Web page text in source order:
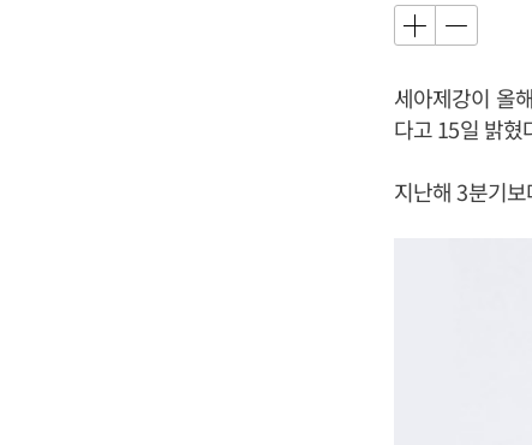
세아제강이 올
다고 15일 밝혔
지난해 3분기